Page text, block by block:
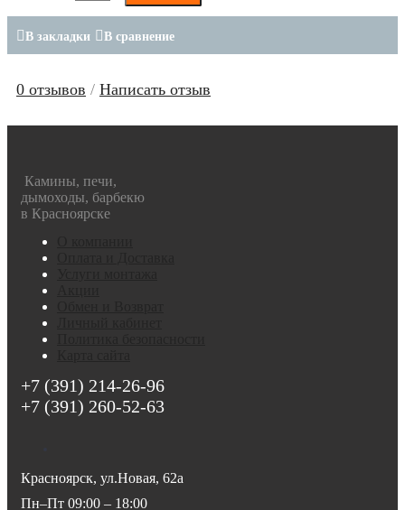
В закладки В сравнение
0 отзывов / Написать отзыв
Камины, печи,
дымоходы, барбекю
в Красноярске
+7 (391) 214-26-96
+7 (391) 260-52-63
Красноярск, ул.Новая, 62а
Пн–Пт 09:00 – 18:00